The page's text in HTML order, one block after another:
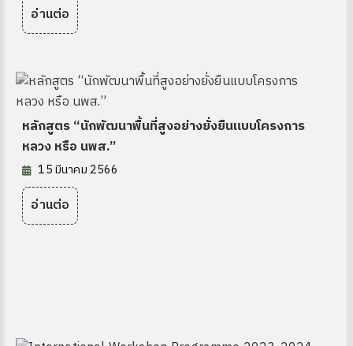
อ่านต่อ
หลักสูตร “นักพัฒนาพื้นที่สูงอย่างยั่งยืนแบบโครงการ
หลวง หรือ นพส.”
15 มีนาคม 2566
อ่านต่อ